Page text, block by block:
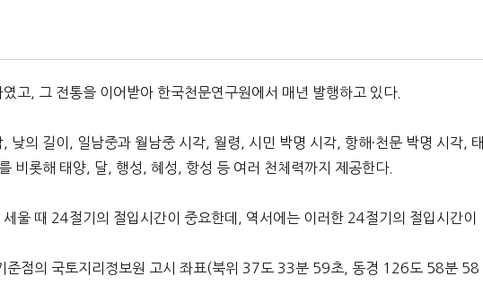
고, 그 전통을 이어받아 한국천문연구원에서 매년 발행하고 있다.
낮의 길이, 일남중과 월남중 시각, 월령, 시민 박명 시각, 항해·천문 박명 시각, 태
비롯해 태양, 달, 행성, 혜성, 항성 등 여러 천체력까지 제공한다.
울 때 24절기의 절입시간이 중요한데, 역서에는 이러한 24절기의 절입시간이
준점의 국토지리정보원 고시 좌표(북위 37도 33분 59초, 동경 126도 58분 58